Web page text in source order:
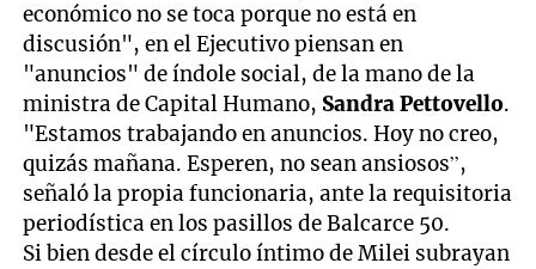
económico no se toca porque no está en
discusión", en el Ejecutivo piensan en
"anuncios" de índole social, de la mano de la
ministra de Capital Humano, Sandra Pettovello.
"Estamos trabajando en anuncios. Hoy no creo,
quizás mañana. Esperen, no sean ansiosos”,
señaló la propia funcionaria, ante la requisitoria
periodística en los pasillos de Balcarce 50.
Si bien desde el círculo íntimo de Milei subrayan